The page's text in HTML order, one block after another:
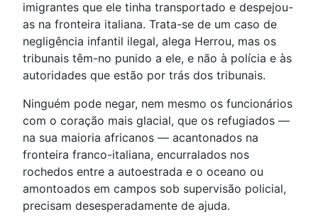
imigrantes que ele tinha transportado e despejou-
as na fronteira italiana. Trata-se de um caso de
negligência infantil ilegal, alega Herrou, mas os
tribunais têm-no punido a ele, e não à polícia e às
autoridades que estão por trás dos tribunais.
Ninguém pode negar, nem mesmo os funcionários
com o coração mais glacial, que os refugiados —
na sua maioria africanos — acantonados na
fronteira franco-italiana, encurralados nos
rochedos entre a autoestrada e o oceano ou
amontoados em campos sob supervisão policial,
precisam desesperadamente de ajuda.